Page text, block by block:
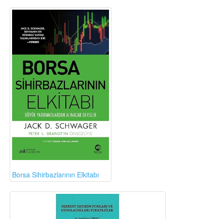
Borsa Sihirbazlarının Elkitabı